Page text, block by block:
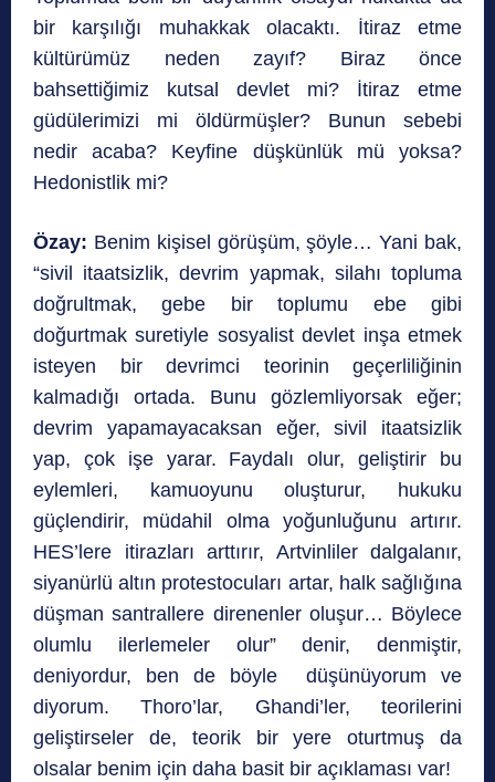
bir karşılığı muhakkak olacaktı. İtiraz etme
kültürümüz neden zayıf? Biraz önce
bahsettiğimiz kutsal devlet mi? İtiraz etme
güdülerimizi mi öldürmüşler? Bunun sebebi
nedir acaba? Keyfine düşkünlük mü yoksa?
Hedonistlik mi?
Özay: Benim kişisel görüşüm, şöyle… Yani bak,
“sivil itaatsizlik, devrim yapmak, silahı topluma
doğrultmak, gebe bir toplumu ebe gibi
doğurtmak suretiyle sosyalist devlet inşa etmek
isteyen bir devrimci teorinin geçerliliğinin
kalmadığı ortada. Bunu gözlemliyorsak eğer;
devrim yapamayacaksan eğer, sivil itaatsizlik
yap, çok işe yarar. Faydalı olur, geliştirir bu
eylemleri, kamuoyunu oluşturur, hukuku
güçlendirir, müdahil olma yoğunluğunu artırır.
HES’lere itirazları arttırır, Artvinliler dalgalanır,
siyanürlü altın protestocuları artar, halk sağlığına
düşman santrallere direnenler oluşur… Böylece
olumlu ilerlemeler olur” denir, denmiştir,
deniyordur, ben de böyle düşünüyorum ve
diyorum. Thoro’lar, Ghandi’ler, teorilerini
geliştirseler de, teorik bir yere oturtmuş da
olsalar benim için daha basit bir açıklaması var!